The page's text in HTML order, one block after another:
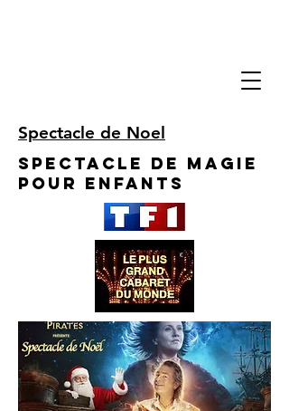
Spectacle de Noel
Spectacle de Magie
pour enfants